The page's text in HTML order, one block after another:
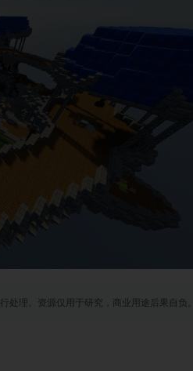
处理。资源仅用于研究，商业用途后果自负。